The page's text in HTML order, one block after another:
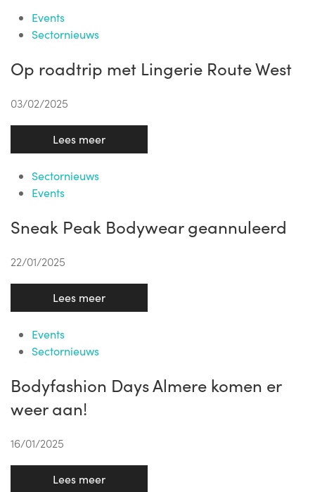
Events
Sectornieuws
Op roadtrip met Lingerie Route West
03/02/2025
Lees meer
Sectornieuws
Events
Sneak Peak Bodywear geannuleerd
22/01/2025
Lees meer
Events
Sectornieuws
Bodyfashion Days Almere komen er
weer aan!
16/01/2025
Lees meer